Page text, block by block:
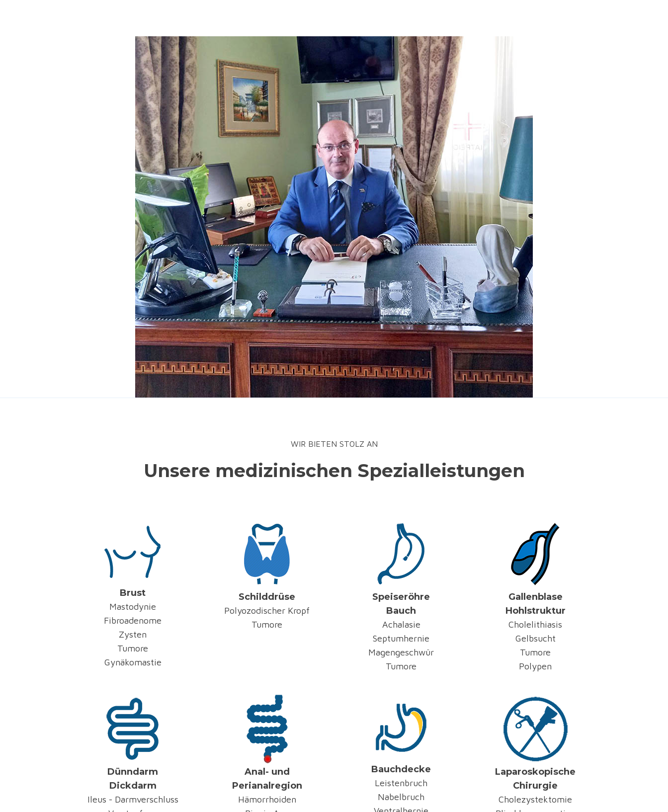
WIR BIETEN STOLZ AN
Unsere medizinischen Spezialleistungen
Brust
Mastodynie
Fibroadenome
Zysten
Tumore
Gynäkomastie
Schilddrüse
Polyozodischer Kropf
Tumore
Speiseröhre
Bauch
Achalasie
Septumhernie
Magengeschwür
Tumore
Gallenblase
Hohlstruktur
Cholelithiasis
Gelbsucht
Tumore
Polypen
Dünndarm
Dickdarm
Ileus - Darmverschluss
Anal- und
Perianalregion
Hämorrhoiden
Bauchdecke
Leistenbruch
Nabelbruch
Laparoskopische
Chirurgie
Cholezystektomie